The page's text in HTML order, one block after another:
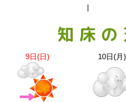
|
9日(日) 10日(月)